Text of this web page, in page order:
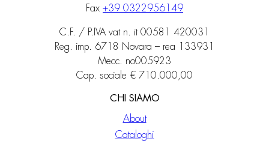
Fax +39 0322956149
C.F. / P.IVA vat n. it 00581 420031
Reg. imp. 6718 Novara – rea 133931
Mecc. no005923
Cap. sociale € 710.000,00
CHI SIAMO
About
Cataloghi